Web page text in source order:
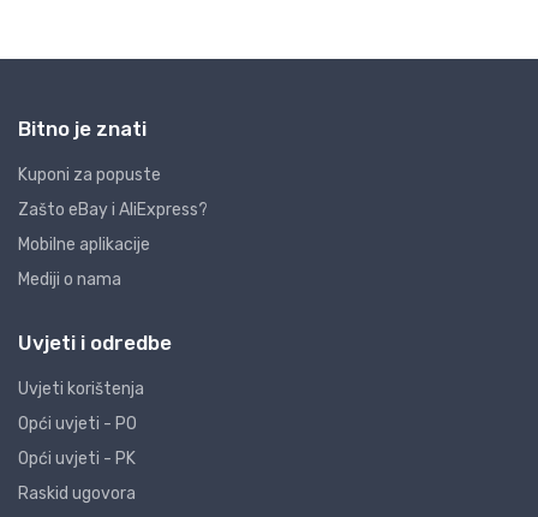
Bitno je znati
Kuponi za popuste
Zašto eBay i AliExpress?
Mobilne aplikacije
Mediji o nama
Uvjeti i odredbe
Uvjeti korištenja
Opći uvjeti - PO
Opći uvjeti - PK
Raskid ugovora